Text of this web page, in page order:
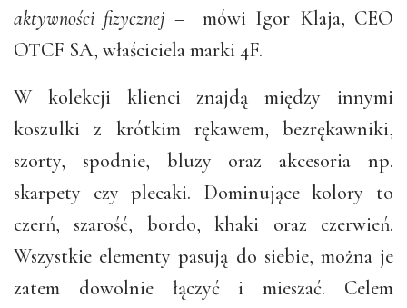
aktywności fizycznej –
mówi Igor Klaja, CEO
OTCF SA, właściciela marki 4F.
W kolekcji klienci znajdą między innymi
koszulki z krótkim rękawem, bezrękawniki,
szorty, spodnie, bluzy oraz akcesoria np.
skarpety czy plecaki. Dominujące kolory to
czerń, szarość, bordo, khaki oraz czerwień.
Wszystkie elementy pasują do siebie, można je
zatem dowolnie łączyć i mieszać. Celem